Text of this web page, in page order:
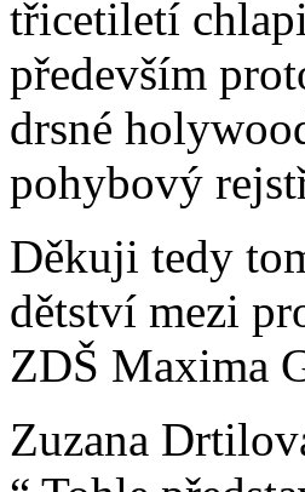
třicetiletí
především
drsné
pohybový
Děkuji tedy
dětství mezi
ZDŠ Maxima
Zuzana